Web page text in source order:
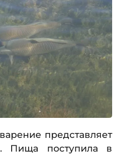
представляет
Пища поступила в